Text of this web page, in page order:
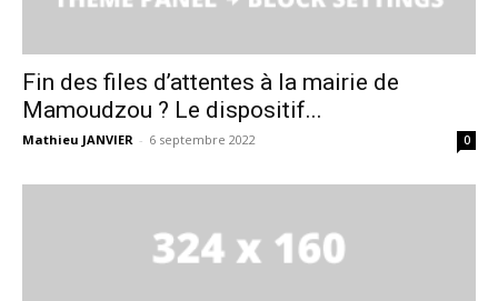
Fin des files d’attentes à la mairie de
Mamoudzou ? Le dispositif...
Mathieu JANVIER - 6 septembre 2022 0